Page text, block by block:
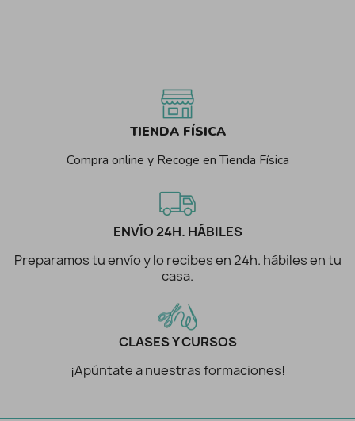
TIENDA FÍSICA
Compra online y Recoge en Tienda Física
ENVÍO 24H. HÁBILES
Preparamos tu envío y lo recibes en 24h. hábiles en tu
casa.
CLASES Y CURSOS
¡Apúntate a nuestras formaciones!